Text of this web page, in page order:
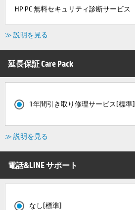
HP PC 無料セキュリティ診断サービス
≫ 説明を見る
延長保証 Care Pack
1年間引き取り修理サービス[標準]
≫ 説明を見る
電話&LINE サポート
なし[標準]